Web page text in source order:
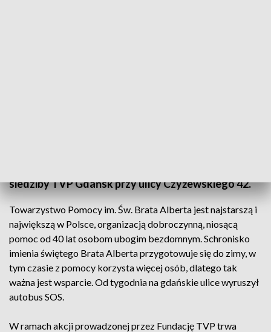
siedziby TVP Gdańsk przy ulicy Czyżewskiego 42.
Towarzystwo Pomocy im. Św. Brata Alberta jest najstarszą i
największą w Polsce, organizacją dobroczynną, niosącą
pomoc od 40 lat osobom ubogim bezdomnym. Schronisko
imienia świętego Brata Alberta przygotowuje się do zimy, w
tym czasie z pomocy korzysta więcej osób, dlatego tak
ważna jest wsparcie. Od tygodnia na gdańskie ulice wyruszył
autobus SOS.
W ramach akcji prowadzonej przez Fundację TVP trwa